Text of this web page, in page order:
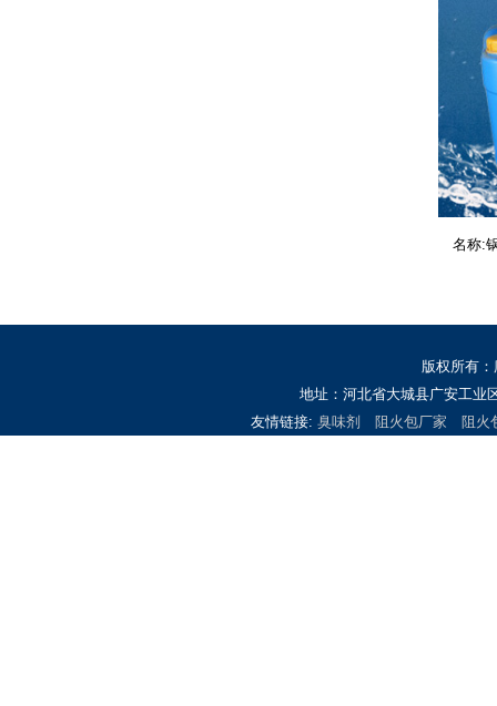
名称:
版权所有
地址：河北省大城县广安
友情链接: 臭味剂 阻火包厂家 阻火